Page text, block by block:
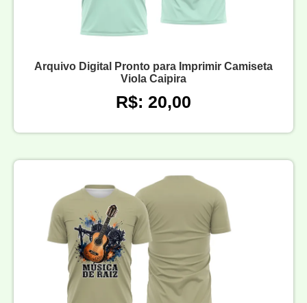
Arquivo Digital Pronto para Imprimir Camiseta
Viola Caipira
R$: 20,00